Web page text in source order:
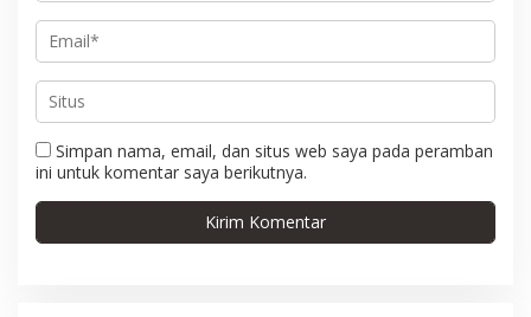
Simpan nama, email, dan situs web saya pada peramban
ini untuk komentar saya berikutnya.